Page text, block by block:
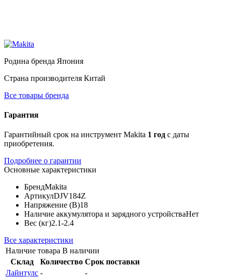
Родина бренда Япония
Страна производителя Китай
Все товары бренда
Гарантия
Гарантийный срок на инструмент Makita 1 год с даты
приобретения.
Подробнее о гарантии
Основные характеристики
БрендMakita
АртикулDJV184Z
Напряжение (В)18
Наличие аккумулятора и зарядного устройстваНет
Вес (кг)2.1-2.4
Все характеристики
Наличие товара В наличии
Склад
Количество Срок поставки
Лайнтулс -
-